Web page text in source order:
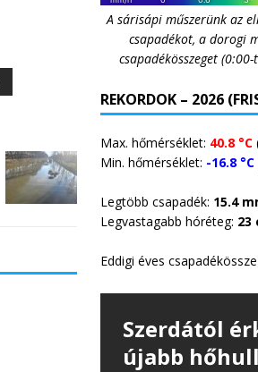
A sárisápi műszerünk az
csapadékot, a dorogi
csapadékösszeget
REKORDOK – 2026
Max. hőmérséklet: 40.8 °C
Min. hőmérséklet: -16.8 °C
Legtöbb csapadék: 15.4
Legvastagabb hóréteg: 23
Eddigi éves
Szerdától
újabb